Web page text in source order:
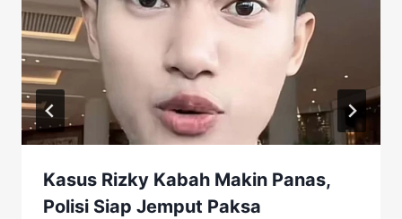
Kasus Rizky Kabah Makin Panas,
Polisi Siap Jemput Paksa